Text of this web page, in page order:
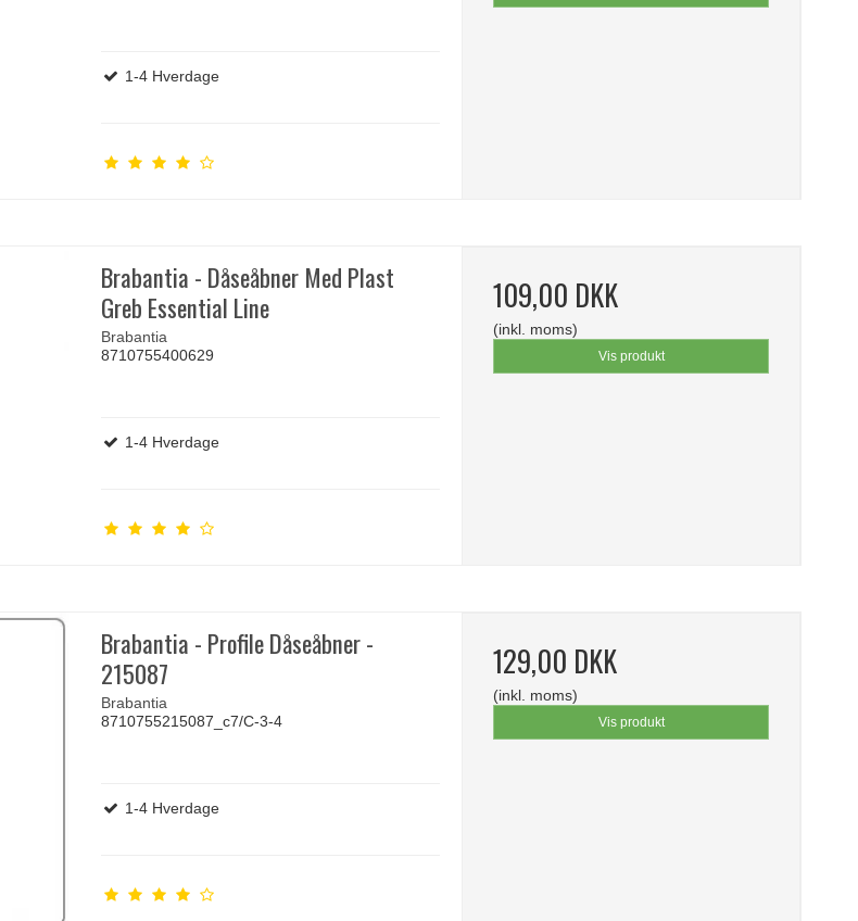
1-4 Hverdage
Brabantia - Dåseåbner Med Plast
Greb Essential Line
Brabantia
8710755400629
1-4 Hverdage
109,00 DKK
(inkl. moms)
Vis produkt
Brabantia - Profile Dåseåbner -
215087
Brabantia
8710755215087_c7/C-3-4
1-4 Hverdage
129,00 DKK
(inkl. moms)
Vis produkt